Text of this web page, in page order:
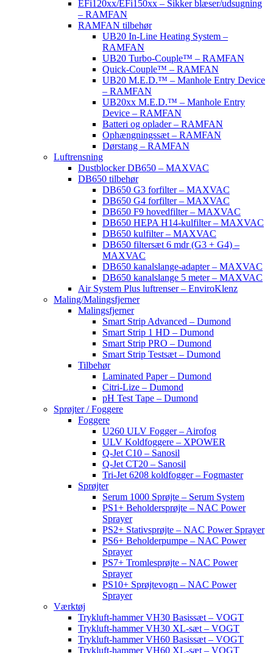
EFi120xx/EFi150xx – Sikker blæser/udsugning
– RAMFAN
RAMFAN tilbehør
UB20 In-Line Heating System –
RAMFAN
UB20 Turbo-Couple™ – RAMFAN
Quick-Couple™ – RAMFAN
UB20 M.E.D.™ – Manhole Entry Device
– RAMFAN
UB20xx M.E.D.™ – Manhole Entry
Device – RAMFAN
Batteri og oplader – RAMFAN
Ophængningssæt – RAMFAN
Dørstang – RAMFAN
Luftrensning
Dustblocker DB650 – MAXVAC
DB650 tilbehør
DB650 G3 forfilter – MAXVAC
DB650 G4 forfilter – MAXVAC
DB650 F9 hovedfilter – MAXVAC
DB650 HEPA H14-kulfilter – MAXVAC
DB650 kulfilter – MAXVAC
DB650 filtersæt 6 mdr (G3 + G4) –
MAXVAC
DB650 kanalslange-adapter – MAXVAC
DB650 kanalslange 5 meter – MAXVAC
Air System Plus luftrenser – EnviroKlenz
Maling/Malingsfjerner
Malingsfjerner
Smart Strip Advanced – Dumond
Smart Strip 1 HD – Dumond
Smart Strip PRO – Dumond
Smart Strip Testsæt – Dumond
Tilbehør
Laminated Paper – Dumond
Citri-Lize – Dumond
pH Test Tape – Dumond
Sprøjter / Foggere
Foggere
U260 ULV Fogger – Airofog
ULV Koldfoggere – XPOWER
Q-Jet C10 – Sanosil
Q-Jet CT20 – Sanosil
Tri-Jet 6208 koldfogger – Fogmaster
Sprøjter
Serum 1000 Sprøjte – Serum System
PS1+ Beholdersprøjte – NAC Power
Sprayer
PS2+ Stativsprøjte – NAC Power Sprayer
PS6+ Beholderpumpe – NAC Power
Sprayer
PS7+ Tromlesprøjte – NAC Power
Sprayer
PS10+ Sprøjtevogn – NAC Power
Sprayer
Værktøj
Trykluft-hammer VH30 Basissæt – VOGT
Trykluft-hammer VH30 XL-sæt – VOGT
Trykluft-hammer VH60 Basissæt – VOGT
Trykluft-hammer VH60 XL-sæt – VOGT